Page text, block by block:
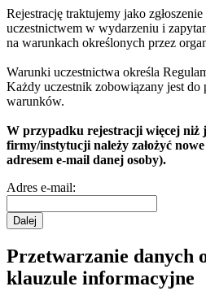
Rejestrację traktujemy jako
uczestnictwem w wydarzeniu i
na warunkach określonych przez
Warunki uczestnictwa określa
Każdy uczestnik zobowiązany jest do
warunków.
W przypadku rejestracji więcej niż
firmy/instytucji należy założyć
adresem e-mail danej osoby).
Adres e-mail:
Dalej
Przetwarzanie danych
klauzule informacyjne